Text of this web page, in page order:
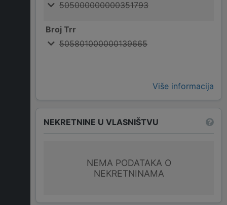
505000000000351793
Broj Trr
505801000000139665
Više informacija
NEKRETNINE U VLASNIŠTVU
NEMA PODATAKA O
NEKRETNINAMA